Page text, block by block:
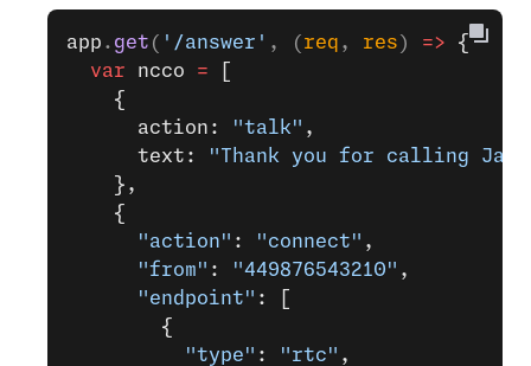
app . get ( '/answer' , ( req , res ) => {
  var
ncco =
    {
      action:
"talk" ,
      text:
"Thank you for calling
    },
    {
      "action"
: "connect" ,
      "from"
: "449876543210" ,
      "endpoint"
: [
        {
          "type"
: "rtc" ,